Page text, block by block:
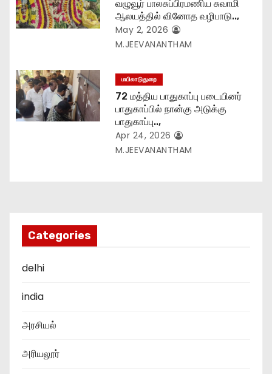
வழுவூர் பாலசுப்பிரமணிய சுவாமி
ஆலயத்தில் வினோத வழிபாடு..,
May 2, 2026
M.JEEVANANTHAM
மயிலாடுதுறை
72 மத்திய பாதுகாப்பு படையினர்
பாதுகாப்பில் நான்கு அடுக்கு
பாதுகாப்பு..,
Apr 24, 2026
M.JEEVANANTHAM
Categories
delhi
india
அரசியல்
அரியலூர்